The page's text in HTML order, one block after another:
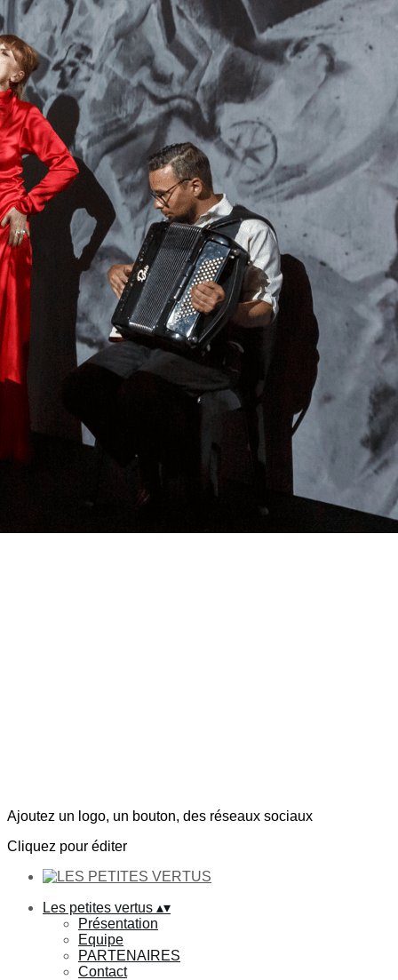
Exporter les lignes sélectionnées
Exporter toutes les colonnes
Exporter uniquement les colonnes affichées
Menu
<
>
Présentation
Equipe
PARTENAIRES
Contact
?>
Images de la page d'accueil
Cliquez pour éditer
Texte, bouton et/ou inscription à la newsletter
Cliquez pour éditer
@Hervé Véronèse. Cabaret Berlinois,performance chantée, Centre
Pompidou dans le cadre de l'expostion Allemagne années 20
Ajoutez un logo, un bouton, des réseaux sociaux
Cliquez pour éditer
Les petites vertus ▴▾
Présentation
Equipe
PARTENAIRES
Contact